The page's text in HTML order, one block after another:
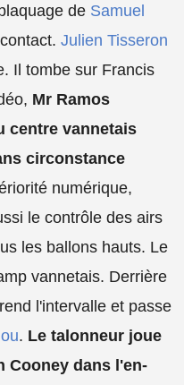
de Samuel
Julien Tisseron
Il tombe sur Francis
Mr Ramos
centre vannetais
circonstance
numérique,
le contrôle des airs
les ballons hauts. Le
vannetais. Derrière
l'intervalle et passe
. Le talonneur joue
Cooney dans l'en-